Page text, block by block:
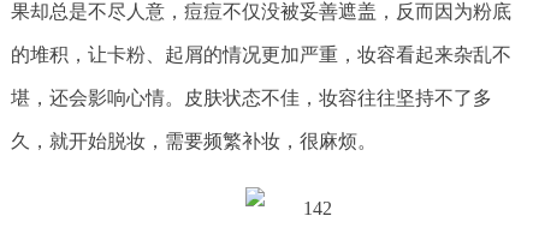
果却总是不尽人意，痘痘不仅没被妥善遮盖，反而因为粉底
的堆积，让卡粉、起屑的情况更加严重，妆容看起来杂乱不
堪，还会影响心情。皮肤状态不佳，妆容往往坚持不了多
久，就开始脱妆，需要频繁补妆，很麻烦。